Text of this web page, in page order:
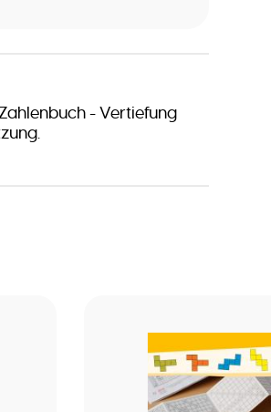
- Vertiefung